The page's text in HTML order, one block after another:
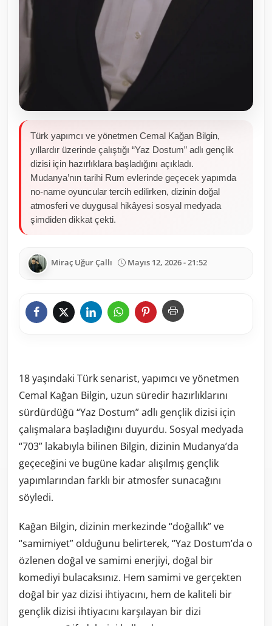
Türk yapımcı ve yönetmen Cemal Kağan Bilgin,
yıllardır üzerinde çalıştığı “Yaz Dostum” adlı gençlik
dizisi için hazırlıklara başladığını açıkladı.
Mudanya’nın tarihi Rum evlerinde geçecek yapımda
no-name oyuncular tercih edilirken, dizinin doğal
atmosferi ve duygusal hikâyesi sosyal medyada
şimdiden dikkat çekti.
Miraç Uğur Çallı Mayıs 12, 2026 - 21:52
18 yaşındaki Türk senarist, yapımcı ve yönetmen
Cemal Kağan Bilgin, uzun süredir hazırlıklarını
sürdürdüğü “Yaz Dostum” adlı gençlik dizisi için
çalışmalara başladığını duyurdu. Sosyal medyada
“703” lakabıyla bilinen Bilgin, dizinin Mudanya’da
geçeceğini ve bugüne kadar alışılmış gençlik
yapımlarından farklı bir atmosfer sunacağını
söyledi.
Kağan Bilgin, dizinin merkezinde “doğallık” ve
“samimiyet” olduğunu belirterek, “Yaz Dostum’da o
özlenen doğal ve samimi enerjiyi, doğal bir
komediyi bulacaksınız. Hem samimi ve gerçekten
doğal bir yaz dizisi ihtiyacını, hem de kaliteli bir
gençlik dizisi ihtiyacını karşılayan bir dizi